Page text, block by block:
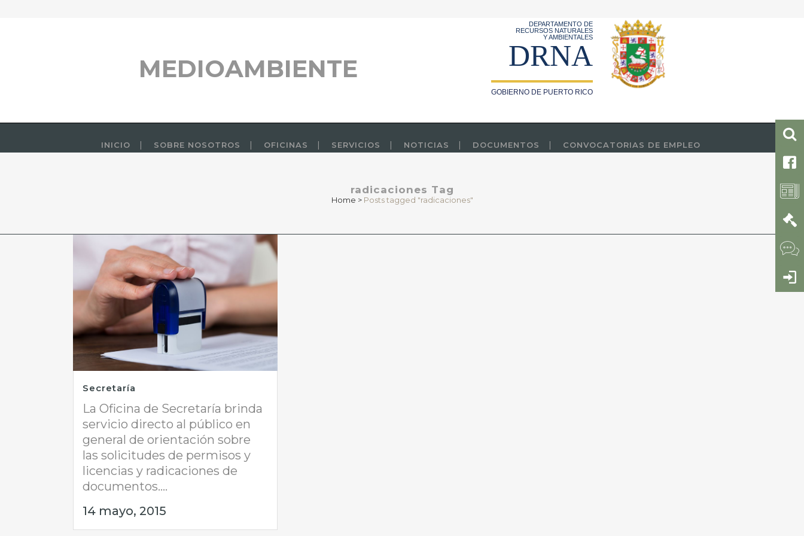
MEDIOAMBIENTE
DEPARTAMENTO DE
RECURSOS NATURALES
Y AMBIENTALES
DRNA
GOBIERNO DE PUERTO RICO
INICIO SOBRE NOSOTROS OFICINAS SERVICIOS NOTICIAS DOCUMENTOS CONVOCATORIAS DE EMPLEO
radicaciones Tag
Home > Posts tagged "radicaciones"
Secretaría
La Oficina de Secretaría brinda
servicio directo al público en
general de orientación sobre
las solicitudes de permisos y
licencias y radicaciones de
documentos....
14 mayo, 2015